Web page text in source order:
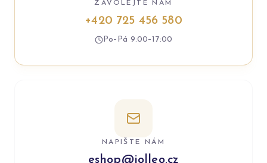
ZAVOLEJTE NÁM
+420 725 456 580
Po–Pá 9:00–17:00
NAPIŠTE NÁM
eshop@jolleo.cz